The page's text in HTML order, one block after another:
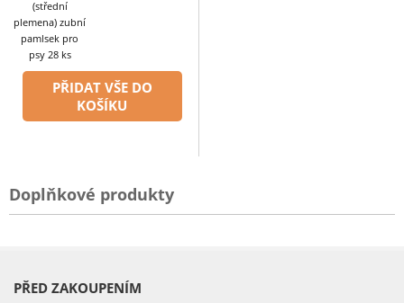
(střední
plemena) zubní
pamlsek pro
psy 28 ks
PŘIDAT VŠE DO
KOŠÍKU
Doplňkové produkty
PŘED ZAKOUPENÍM